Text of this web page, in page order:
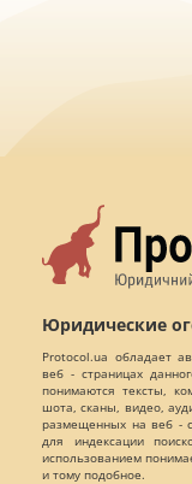
Юридические
Protocol.ua обладает
веб - страницах
понимаются тексты,
шота, сканы, видео,
размещенных на веб -
для индексации
использованием
и тому подобное.